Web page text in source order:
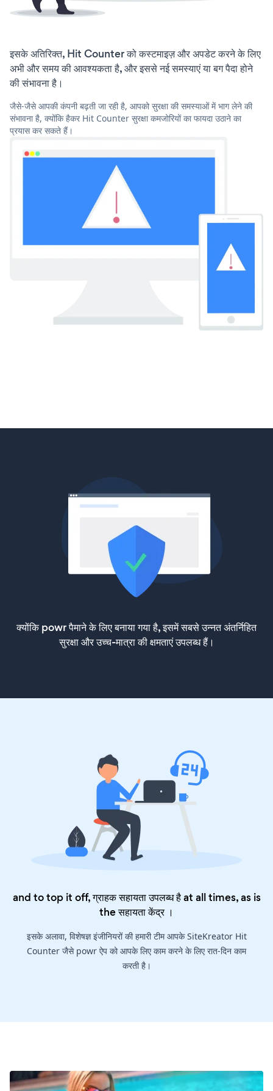
इसके अतिरिक्त, Hit Counter को कस्टमाइज़ और अपडेट करने के लिए
अभी और समय की आवश्यकता है, और इससे नई समस्याएं या बग पैदा होने
की संभावना है।
जैसे-जैसे आपकी कंपनी बढ़ती जा रही है, आपको सुरक्षा की समस्याओं में भाग लेने की
संभावना है, क्योंकि हैकर Hit Counter सुरक्षा कमजोरियों का फायदा उठाने का
प्रयास कर सकते हैं।
क्योंकि powr पैमाने के लिए बनाया गया है, इसमें सबसे उन्नत अंतर्निहित
सुरक्षा और उच्च-मात्रा की क्षमताएं उपलब्ध हैं।
and to top it off, ग्राहक सहायता उपलब्ध है at all times, as is
theसहायता केंद्र।
इसके अलावा, विशेषज्ञ इंजीनियरों की हमारी टीम आपके SiteKreator Hit
Counter जैसे powr ऐप को आपके लिए काम करने के लिए रात-दिन काम
करती है।